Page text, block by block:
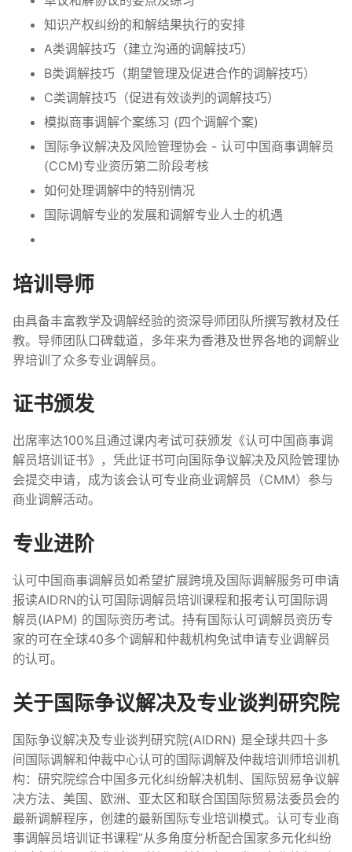
知识产权纠纷的和解结果执行的安排
A类调解技巧（建立沟通的调解技巧）
B类调解技巧（期望管理及促进合作的调解技巧）
C类调解技巧（促进有效谈判的调解技巧）
模拟商事调解个案练习 (四个调解个案)
国际争议解决及风险管理协会 - 认可中国商事调解员
(CCM)专业资历第二阶段考核
如何处理调解中的特别情况
国际调解专业的发展和调解专业人士的机遇
培训导师
由具备丰富教学及调解经验的资深导师团队所撰写教材及任
教。导师团队口碑载道，多年来为香港及世界各地的调解业
界培训了众多专业调解员。
证书颁发
出席率达100%且通过课内考试可获颁发《认可中国商事调
解员培训证书》，凭此证书可向国际争议解决及风险管理协
会提交申请，成为该会认可专业商业调解员（CMM）参与
商业调解活动。
专业进阶
认可中国商事调解员如希望扩展跨境及国际调解服务可申请
报读AIDRN的认可国际调解员培训课程和报考认可国际调
解员(IAPM) 的国际资历考试。持有国际认可调解员资历专
家的可在全球40多个调解和仲裁机构免试申请专业调解员
的认可。
关于国际争议解决及专业谈判研究院
国际争议解决及专业谈判研究院(AIDRN) 是全球共四十多
间国际调解和仲裁中心认可的国际调解及仲裁培训师培训机
构：研究院综合中国多元化纠纷解决机制、国际贸易争议解
决方法、美国、欧洲、亚太区和联合国国际贸易法委员会的
最新调解程序，创建的最新国际专业培训模式。认可专业商
事调解员培训证书课程”从多角度分析配合国家多元化纠纷